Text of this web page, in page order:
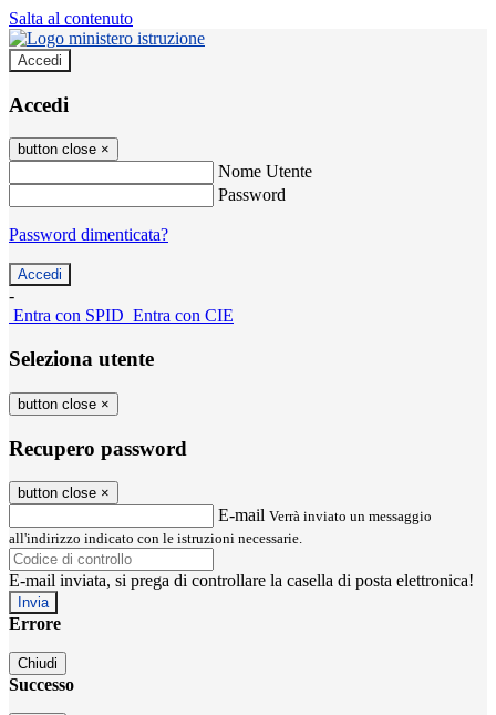
Salta al contenuto
Accedi
Accedi
button close ×
Nome Utente
Password
Password dimenticata?
-
Entra con SPID Entra con CIE
Seleziona utente
button close ×
Recupero password
button close ×
E-mail Verrà inviato un messaggio
all'indirizzo indicato con le istruzioni necessarie.
E-mail inviata, si prega di controllare la casella di posta elettronica!
Errore
Chiudi
Successo